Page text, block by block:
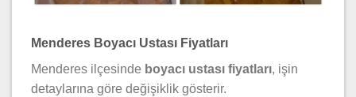
Menderes Boyacı Ustası Fiyatları
Menderes ilçesinde boyacı ustası fiyatları, işin
detaylarına göre değişiklik gösterir.